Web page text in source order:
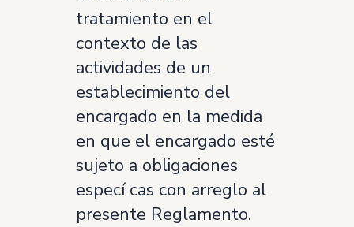
tratamiento en el
contexto de las
actividades de un
establecimiento del
encargado en la medida
en que el encargado esté
sujeto a obligaciones
especí cas con arreglo al
presente Reglamento.